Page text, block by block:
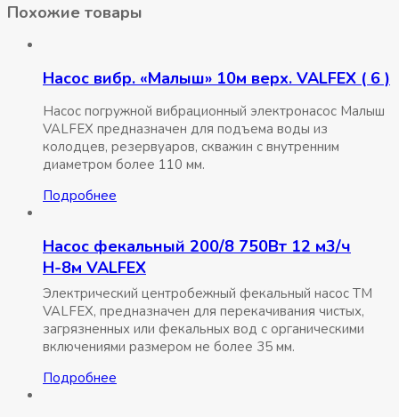
Похожие товары
Насос вибр. «Малыш» 10м верх. VALFEX ( 6 )
Насос погружной вибрационный электронасос Малыш
VALFEX предназначен для подъема воды из
колодцев, резервуаров, скважин с внутренним
диаметром более 110 мм.
Подробнее
Насос фекальный 200/8 750Вт 12 м3/ч
Н-8м VALFEX
Электрический центробежный фекальный насос ТМ
VALFEX, предназначен для перекачивания чистых,
загрязненных или фекальных вод с органическими
включениями размером не более 35 мм.
Подробнее